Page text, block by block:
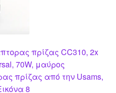
πρίζας CC310, 2x
70W, μαύρος
πρίζας από την Usams,
8